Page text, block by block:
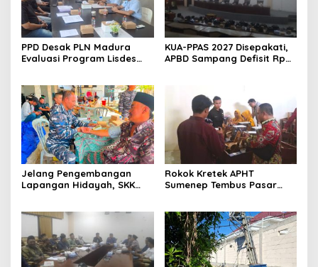
PPD Desak PLN Madura
Evaluasi Program Lisdes
KUA-PPAS 2027 Disepakati,
APBD Sampang Defisit Rp
Jelang Pengembangan
Lapangan Hidayah, SKK
Nelayan Sampang
Rokok Kretek APHT
Sumenep Tembus Pasar